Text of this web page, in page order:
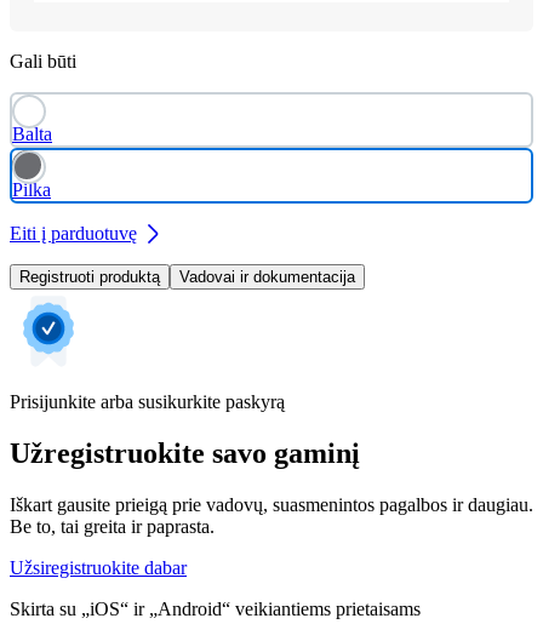
Gali būti
Balta
Pilka
Eiti į parduotuvę
Registruoti produktą Vadovai ir dokumentacija
Prisijunkite arba susikurkite paskyrą
Užregistruokite savo gaminį
Iškart gausite prieigą prie vadovų, suasmenintos pagalbos ir daugiau.
Be to, tai greita ir paprasta.
Užsiregistruokite dabar
Skirta su „iOS“ ir „Android“ veikiantiems prietaisams